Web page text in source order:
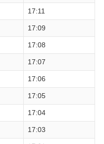
17:11
17:09
17:08
17:07
17:06
17:05
17:04
17:03